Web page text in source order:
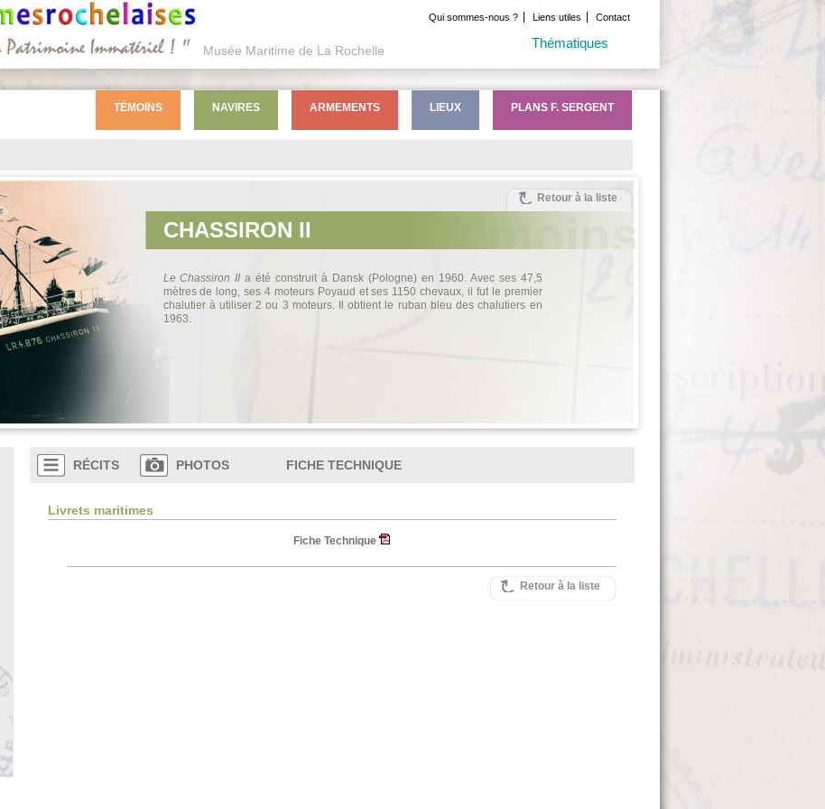
Musée Maritime de La Rochelle
Qui sommes-nous ? Liens utiles Contact
Thématiques
Retour à la liste
CHASSIRON II
Le Chassiron II a été construit à Dansk (Pologne) en 1960. Avec ses 47,5
mètres de long, ses 4 moteurs Poyaud et ses 1150 chevaux, il fut le premier
chalutier à utiliser 2 ou 3 moteurs. Il obtient le ruban bleu des chalutiers en
1963.
RÉCITS PHOTOS FICHE TECHNIQUE
Livrets maritimes
Fiche Technique
Retour à la liste
TÉMOINS NAVIRES ARMEMENTS LIEUX PLANS F. SERGENT